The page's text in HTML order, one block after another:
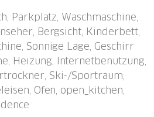
Regione San Gottardo,
sonnige Lage. Zur
55 m2, Liegewiese. Im
Wäschetrockner
Haus. Lebensmittelgeschäft
70 m, Bahnstation "
ab Haus 10 m,
km, Langlaufloipe 300 m.
Parkplatz, Waschmaschine,
Bergsicht, Kinderbett,
Sonnige Lage, Geschirr
Heizung, Internetbenutzung,
Ski-/Sportraum,
Ofen, open_kitchen,